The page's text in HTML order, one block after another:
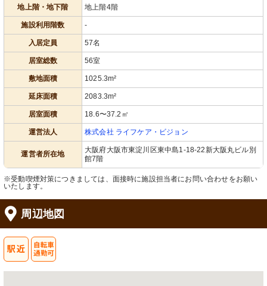
地上階・地下階 地上階4階
施設利用階数 -
入居定員 57名
居室総数 56室
敷地面積 1025.3m²
延床面積 2083.3m²
居室面積 18.6〜37.2㎡
運営法人 株式会社 ライフケア・ビジョン
運営者所在地
大阪府大阪市東淀川区東中島1-18-22新大阪丸ビル別
館7階
※受動喫煙対策につきましては、面接時に施設担当者にお問い合わせをお願い
いたします。
周辺地図